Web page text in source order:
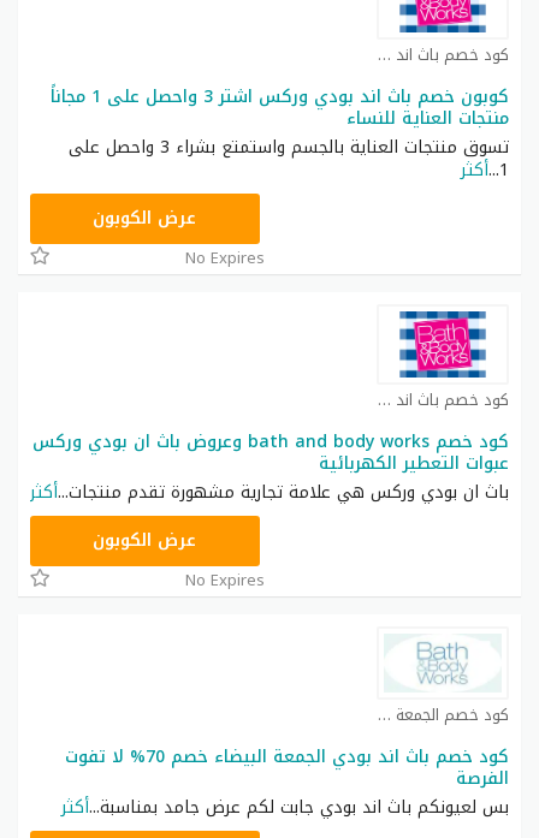
كود خصم باث اند بودي كوبون
كوبون خصم باث اند بودي وركس اشتر 3 واحصل على 1 مجاناً
منتجات العناية للنساء
تسوق منتجات العناية بالجسم واستمتع بشراء 3 واحصل على
1
...أكثر
عرض الكوبون
No Expires
كود خصم باث اند بودي كوبون
كود خصم bath and body works وعروض باث ان بودي وركس
عبوات التعطير الكهربائية
باث ان بودي وركس هي علامة تجارية مشهورة تقدم منتجات...أكثر
عرض الكوبون
No Expires
كود خصم الجمعة البيضاء كوبون
كود خصم باث اند بودي الجمعة البيضاء خصم 70% لا تفوت
الفرصة
بس لعيونكم باث اند بودي جابت لكم عرض جامد بمناسبة...أكثر